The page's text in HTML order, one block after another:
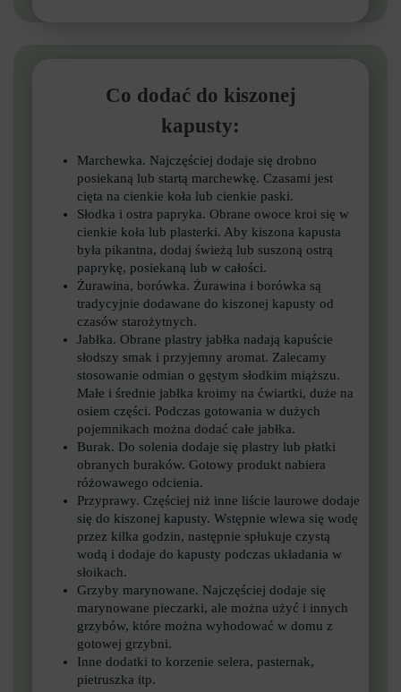
Co dodać do kiszonej
kapusty:
Marchewka. Najczęściej dodaje się drobno
posiekaną lub startą marchewkę. Czasami jest
cięta na cienkie koła lub cienkie paski.
Słodka i ostra papryka. Obrane owoce kroi się w
cienkie koła lub plasterki. Aby kiszona kapusta
była pikantna, dodaj świeżą lub suszoną ostrą
paprykę, posiekaną lub w całości.
Żurawina, borówka. Żurawina i borówka są
tradycyjnie dodawane do kiszonej kapusty od
czasów starożytnych.
Jabłka. Obrane plastry jabłka nadają kapuście
słodszy smak i przyjemny aromat. Zalecamy
stosowanie odmian o gęstym słodkim miąższu.
Małe i średnie jabłka kroimy na ćwiartki, duże na
osiem części. Podczas gotowania w dużych
pojemnikach można dodać całe jabłka.
Burak. Do solenia dodaje się plastry lub płatki
obranych buraków. Gotowy produkt nabiera
różowawego odcienia.
Przyprawy. Częściej niż inne liście laurowe dodaje
się do kiszonej kapusty. Wstępnie wlewa się wodę
przez kilka godzin, następnie spłukuje czystą
wodą i dodaje do kapusty podczas układania w
słoikach.
Grzyby marynowane. Najczęściej dodaje się
marynowane pieczarki, ale można użyć i innych
grzybów, które można wyhodować w domu z
gotowej grzybni.
Inne dodatki to korzenie selera, pasternak,
pietruszka itp.